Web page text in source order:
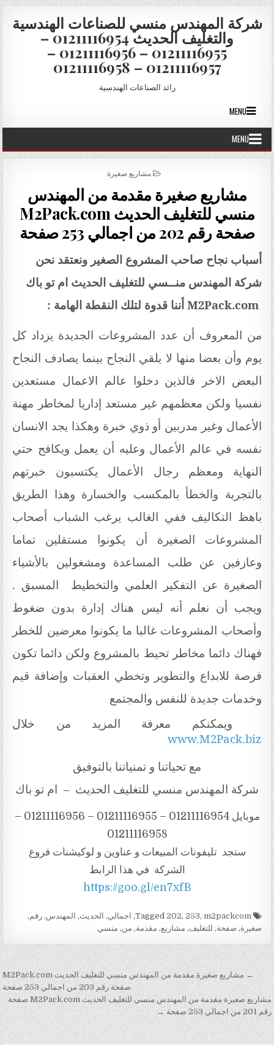
Skip to content
شركة المهندس منسي للصناعات الهندسية
والتغليف الحديث 01211116954 –
01211116955 – 01211116956 –
01211116957 – 01211116958
رائد الصناعات الهندسية
MENU
MENU
POSTED IN
مشاريع صغيرة
مشاريع صغيرة مقدمة من المهندس
منسي للتغليف الحديث M2Pack.com
صفحة رقم 202 من اجمالي 253 صفحة
أسباب نجاح صاحب المشروع الصغير ونعتقد نحن
شركة المهندس منــسي للتغليف الحديث ام تو باك
M2Pack.com أننا قدوة لتلك النقطة الهامة :
من المعروف أن عدد المشروعات الجديدة يزداد كل
يوم وأن بعضا منها لا يلقي النجاح بينما يصادف النجاح
البعض الاخر فالذين دخلوا عالم الاعمال مستعدين
نفسيا ولكن معظمهم غير مستعد إداريا لمخاطر مهنة
الأعمال وغير مدربين أو ذوي خبرة وهكذا يجد الانسان
نفسه في عالم الأعمال وعليه أن يعمل ويكافح حتي
النهاية ومعظم رجال الأعمال يكتسبون خبرتهم
بالتجربة والخطأ بالمكسب والخسارة وهذا الطريق
باهظ التكاليف ففي الغالب يرغب الشباب أصحاب
المشروعات الصغيرة أن يكونوا مستقلين تماما
وعازفين عن طلب المساعدة ومشغولين بالأشياء
الصغيرة عن التفكير العلمي والتخطيط المسبق .
ويجب أن نعلم أنه ليس هناك إدارة بدون ضغوط
وأصحاب المشروعات غالبا ما يكونوا معرضين للخطر
فهناك دائما مخاطر تحيط بالمشروع ولكن دائما تكون
فرصة للابداع والتطوير وتخطي العقبات وإضافة قيم
وخدمات جديدة للنفس والمجتمع
ويمكنكم معرفة المزيد من خلال
www.M2Pack.biz
مع تحياتنا و تمنياتنا بالتوفيق
شركة المهندس منسي للتغليف الحديث – ام تو باك
موبايل 01211116954 – 01211116955 – 01211116956 –
01211116958
ستجد تليفونات المبيعات و عناوين و لوكيشنات فروع
الشركة في هذا الرابط
https://goo.gl/en7xfB
Tagged
202, 253, m2packcom
, اجمالي, الحديث, المهندس,رقم,
صغيرة, صفحة, للتغليف, مشاريع, مقدمة, من, منسي
تصفّح المقالات
← مشاريع صغيرة مقدمة من المهندس منسي للتغليف الحديث M2Pack.com
صفحة رقم 203 من اجمالي 253 صفحة
مشاريع صغيرة مقدمة من المهندس منسي للتغليف الحديث M2Pack.com صفحة
رقم 201 من اجمالي 253 صفحة →